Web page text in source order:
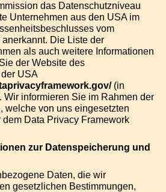
das Datenschutzniveau
Unternehmen aus den USA im
vom
Die Liste der
als auch weitere Informationen
der Website des
USA
(in
Wir informieren Sie im Rahmen der
welche von uns eingesetzten
Data Privacy Framework
zur Datenspeicherung und
Daten, die wir
gesetzlichen Bestimmungen,